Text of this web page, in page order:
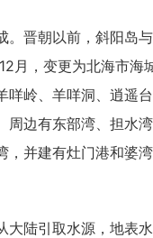
。晋朝以前，斜阳岛
月，变更为北海市海
咩岭、羊咩洞、逍遥
周边有东部湾、担水
，并建有灶门港和婆
大陆引取水源，地表